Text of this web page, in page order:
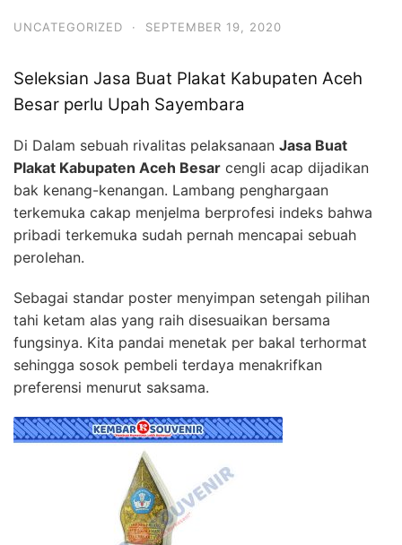
UNCATEGORIZED · SEPTEMBER 19, 2020
Seleksian Jasa Buat Plakat Kabupaten Aceh
Besar perlu Upah Sayembara
Di Dalam sebuah rivalitas pelaksanaan Jasa Buat
Plakat Kabupaten Aceh Besar cengli acap dijadikan
bak kenang-kenangan. Lambang penghargaan
terkemuka cakap menjelma berprofesi indeks bahwa
pribadi terkemuka sudah pernah mencapai sebuah
perolehan.
Sebagai standar poster menyimpan setengah pilihan
tahi ketam alas yang raih disesuaikan bersama
fungsinya. Kita pandai menetak per bakal terhormat
sehingga sosok pembeli terdaya menakrifkan
preferensi menurut saksama.